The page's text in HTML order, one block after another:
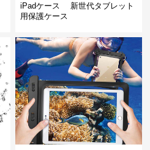
iPadケース 新世代タブレット
用保護ケース